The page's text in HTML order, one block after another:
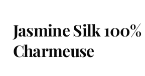
Jasmine Silk 100%
Charmeuse